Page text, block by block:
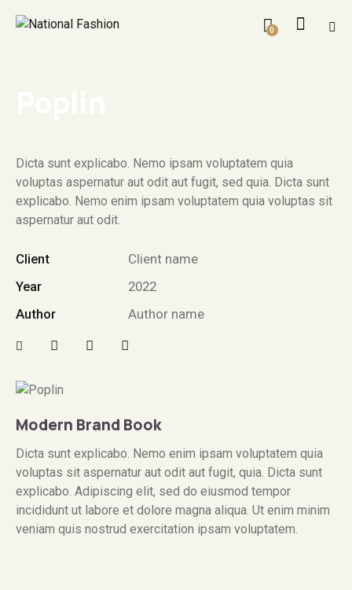
0
Dicta sunt explicabo. Nemo ipsam voluptatem quia
voluptas aspernatur aut odit aut fugit, sed quia. Dicta sunt
explicabo. Nemo enim ipsam voluptatem quia voluptas sit
aspernatur aut odit.
Client
Client name
Year
2022
Author
Author name
Modern Brand Book
Dicta sunt explicabo. Nemo enim ipsam voluptatem quia
voluptas sit aspernatur aut odit aut fugit, quia. Dicta sunt
explicabo. Adipiscing elit, sed do eiusmod tempor
incididunt ut labore et dolore magna aliqua. Ut enim minim
veniam quis nostrud exercitation ipsam voluptatem.